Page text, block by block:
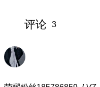
评论 3